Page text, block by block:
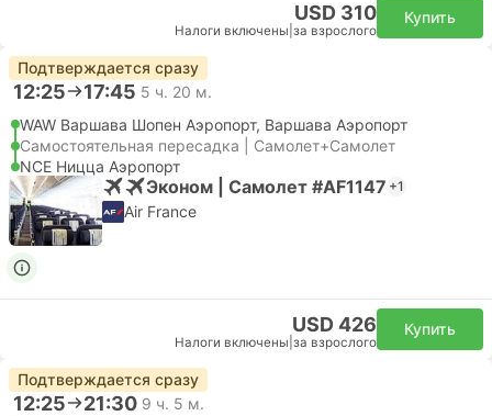
USD 310
Налоги включены за взрослого
Купить
Подтверждается сразу
12:25 17:45 5 ч. 20 м.
WAW Варшава Шопен Аэропорт, Варшава Аэропорт
Самостоятельная пересадка | Самолет+Самолет
NCE Ницца Аэропорт
Эконом | Самолет #AF1147 +1
Air France
USD 426
Налоги включены за взрослого
Купить
Подтверждается сразу
12:25 21:30 9 ч. 5 м.